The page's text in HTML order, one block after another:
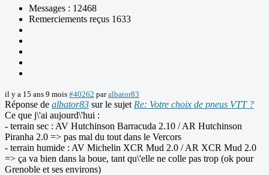
Messages : 12468
Remerciements reçus 1633
il y a 15 ans 9 mois #40262 paralbator83
Réponse de albator83 sur le sujet Re: Votre choix de pneus VTT ?
Ce que j\'ai aujourd\'hui :
- terrain sec : AV Hutchinson Barracuda 2.10 / AR Hutchinson
Piranha 2.0 => pas mal du tout dans le Vercors
- terrain humide : AV Michelin XCR Mud 2.0 / AR XCR Mud 2.0
=> ça va bien dans la boue, tant qu\'elle ne colle pas trop (ok pour
Grenoble et ses environs)